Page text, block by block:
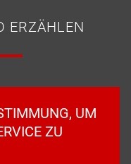
ERZÄHLEN
UM
ZU